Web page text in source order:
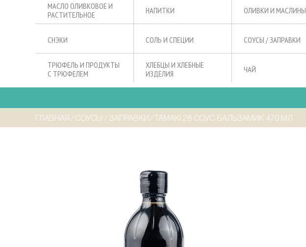
МАСЛО ОЛИВКОВОЕ И
РАСТИТЕЛЬНОЕ
НАПИТКИ ОЛИВКИ И МАСЛИНЫ
СНЭКИ СОЛЬ И СПЕЦИИ СОУСЫ / ЗАПРАВКИ
ТРЮФЕЛЬ И ПРОДУКТЫ
С ТРЮФЕЛЕМ
ХЛЕБЦЫ И ХЛЕБНЫЕ
ИЗДЕЛИЯ
ЧАЙ
ГЛАВНАЯ ⁄ СОУСЫ / ЗАПРАВКИ ⁄ TAMAKI 28 СОУС БАЛЬЗАМИК 470 МЛ